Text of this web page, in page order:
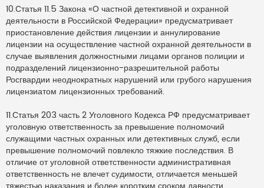
10.Статья 11.5 Закона «О частной детективной и охранной
деятельности в Российской Федерации» предусматривает
приостановление действия лицензии и аннулирование
лицензии на осуществление частной охранной деятельности в
случае выявления должностными лицами органов полиции и
подразделений лицензионно-разрешительной работы
Росгвардии неоднократных нарушений или грубого нарушения
лицензиатом лицензионных требований.
11.Статья 203 часть 2 Уголовного Кодекса РФ предусматривает
уголовную ответственность за превышение полномочий
служащими частных охранных или детективных служб, если
превышение полномочий повлекло тяжкие последствия. В
отличие от уголовной ответственности административная
ответственность не влечет судимости, отличается меньшей
тяжестью наказания и более коротким сроком давности.